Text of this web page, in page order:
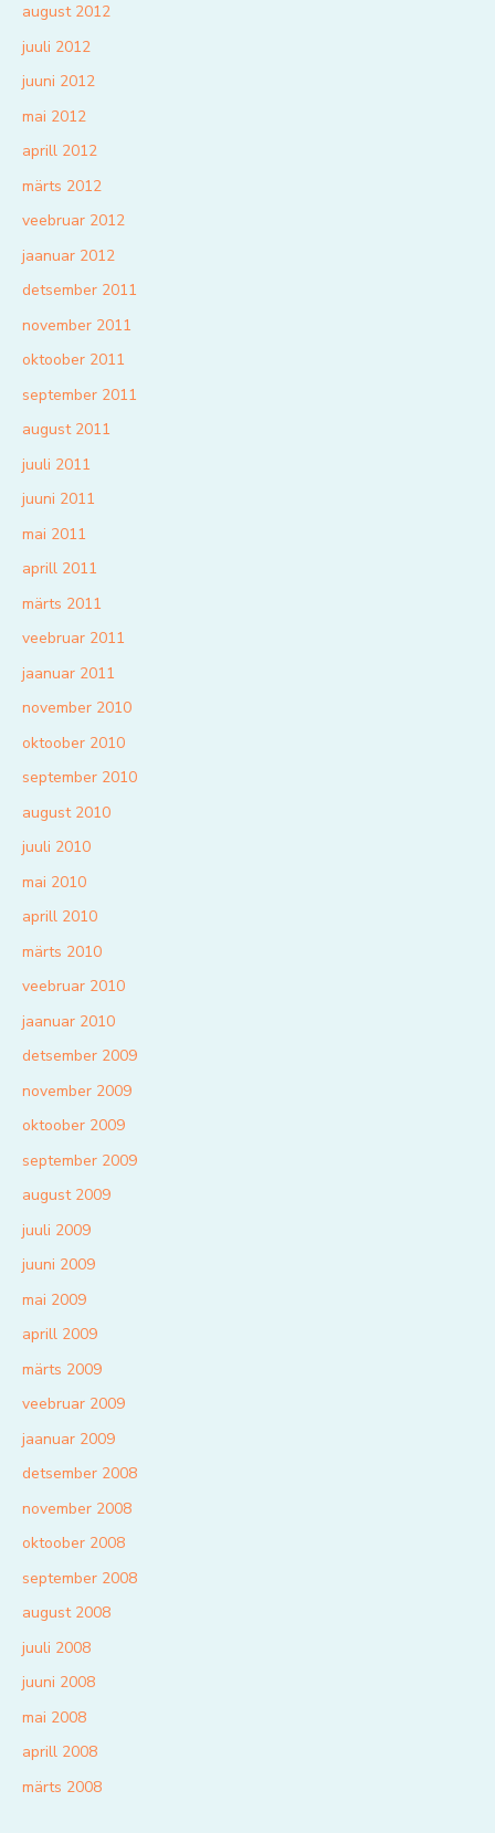
august 2012
juuli 2012
juuni 2012
mai 2012
aprill 2012
märts 2012
veebruar 2012
jaanuar 2012
detsember 2011
november 2011
oktoober 2011
september 2011
august 2011
juuli 2011
juuni 2011
mai 2011
aprill 2011
märts 2011
veebruar 2011
jaanuar 2011
november 2010
oktoober 2010
september 2010
august 2010
juuli 2010
mai 2010
aprill 2010
märts 2010
veebruar 2010
jaanuar 2010
detsember 2009
november 2009
oktoober 2009
september 2009
august 2009
juuli 2009
juuni 2009
mai 2009
aprill 2009
märts 2009
veebruar 2009
jaanuar 2009
detsember 2008
november 2008
oktoober 2008
september 2008
august 2008
juuli 2008
juuni 2008
mai 2008
aprill 2008
märts 2008